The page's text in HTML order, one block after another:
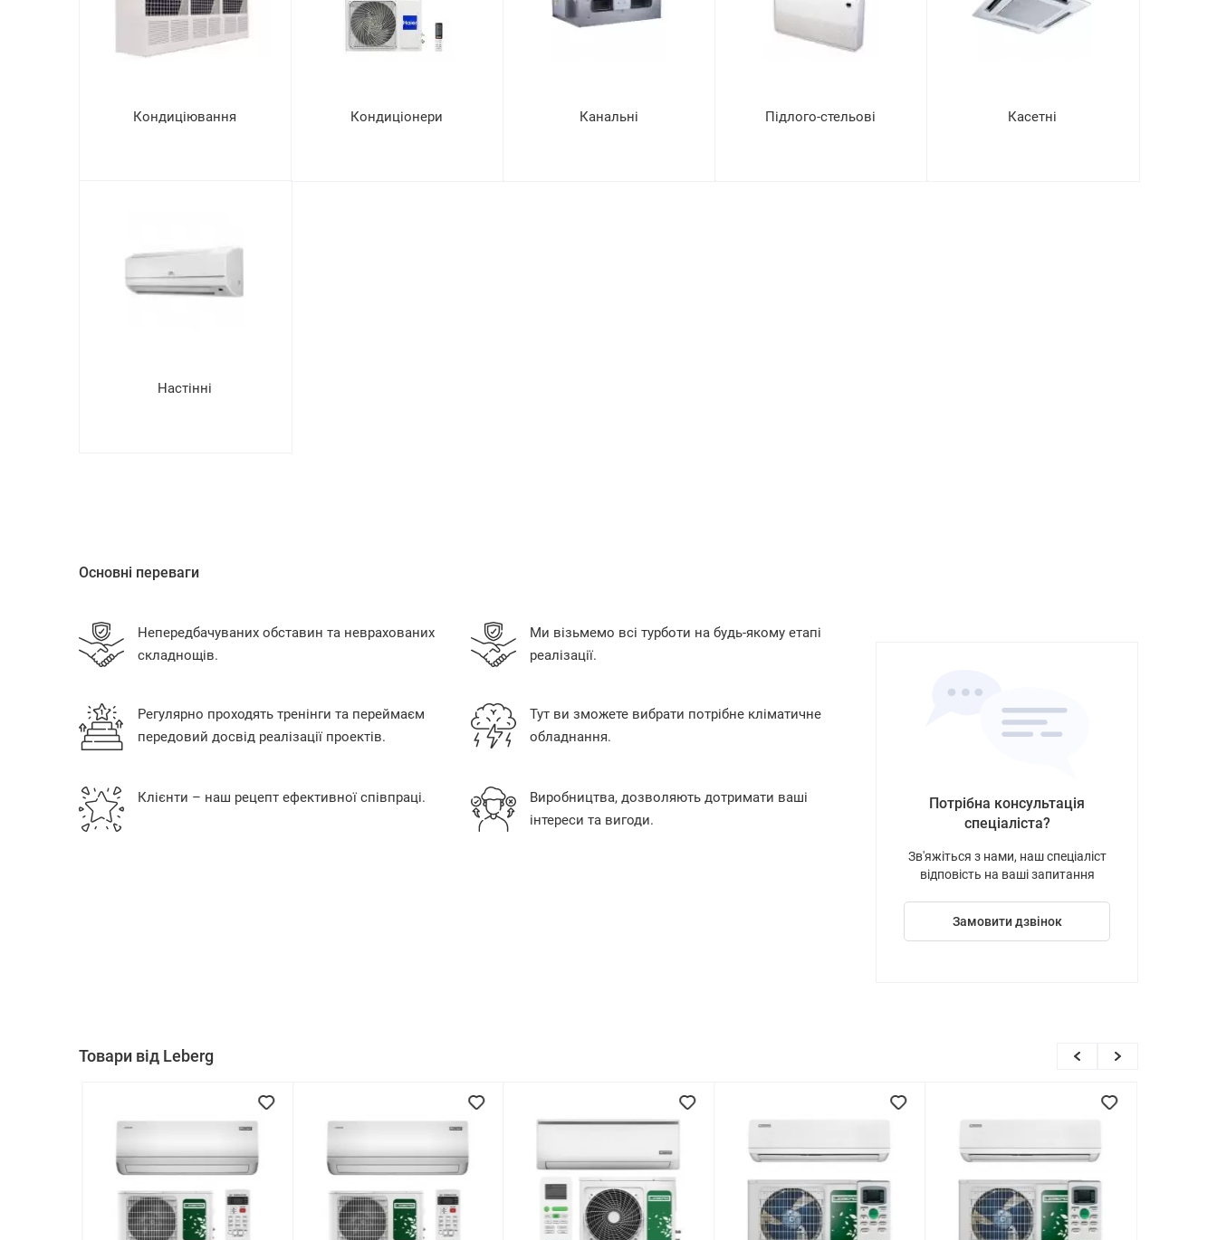
Кондиціювання Кондиціонери Канальні Підлого-стельові Касетні
Настінні
Основні переваги
Непередбачуваних обставин та неврахованих
складнощів.
Ми візьмемо всі турботи на будь-якому етапі
реалізації.
Регулярно проходять тренінги та переймаєм
передовий досвід реалізації проектів.
Тут ви зможете вибрати потрібне кліматичне
обладнання.
Клієнти – наш рецепт ефективної співпраці.
Виробництва, дозволяють дотримати ваші
інтереси та вигоди.
Потрібна консультація
спеціаліста?
Зв'яжіться з нами, наш спеціаліст
відповість на ваші запитання
Замовити дзвінок
Товари від Leberg